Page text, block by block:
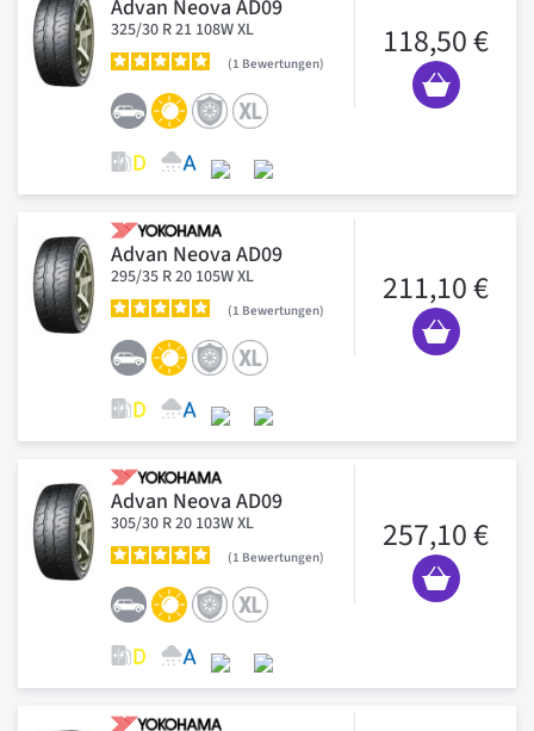
Advan Neova AD09
325/30 R 21 108W XL
1 Bewertungen
118,50 €
Advan Neova AD09
295/35 R 20 105W XL
1 Bewertungen
211,10 €
Advan Neova AD09
305/30 R 20 103W XL
1 Bewertungen
257,10 €